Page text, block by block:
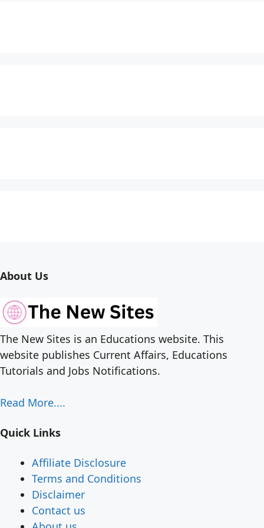
About Us
The New Sites is an Educations website. This
website publishes Current Affairs, Educations
Tutorials and Jobs Notifications.
Read More....
Quick Links
Affiliate Disclosure
Terms and Conditions
Disclaimer
Contact us